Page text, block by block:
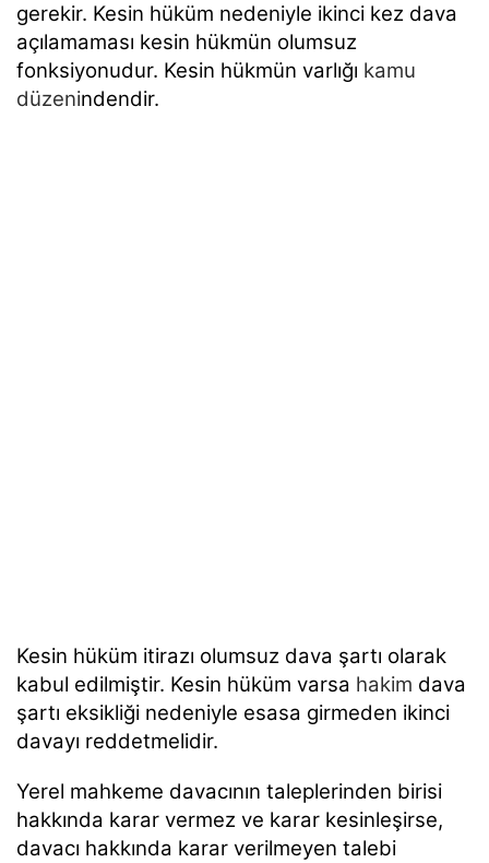
gerekir. Kesin hüküm nedeniyle ikinci kez dava
açılamaması kesin hükmün olumsuz
fonksiyonudur. Kesin hükmün varlığı kamu
düzenindendir.
Kesin hüküm itirazı olumsuz dava şartı olarak
kabul edilmiştir. Kesin hüküm varsa hakim dava
şartı eksikliği nedeniyle esasa girmeden ikinci
davayı reddetmelidir.
Yerel mahkeme davacının taleplerinden birisi
hakkında karar vermez ve karar kesinleşirse,
davacı hakkında karar verilmeyen talebi